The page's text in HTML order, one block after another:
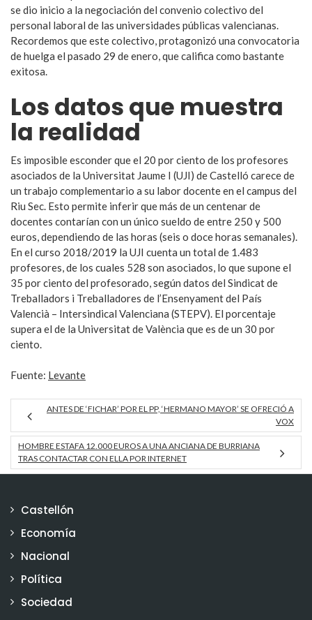
se dio inicio a la negociación del convenio colectivo del
personal laboral de las universidades públicas valencianas.
Recordemos que este colectivo, protagonizó una convocatoria
de huelga el pasado 29 de enero, que califica como bastante
exitosa.
Los datos que muestra
la realidad
Es imposible esconder que el 20 por ciento de los profesores
asociados de la Universitat Jaume I (UJI) de Castelló carece de
un trabajo complementario a su labor docente en el campus del
Riu Sec. Esto permite inferir que más de un centenar de
docentes contarían con un único sueldo de entre 250 y 500
euros, dependiendo de las horas (seis o doce horas semanales).
En el curso 2018/2019 la UJI cuenta un total de 1.483
profesores, de los cuales 528 son asociados, lo que supone el
35 por ciento del profesorado, según datos del Sindicat de
Treballadors i Treballadores de l’Ensenyament del País
Valencià – Intersindical Valenciana (STEPV). El porcentaje
supera el de la Universitat de València que es de un 30 por
ciento.
Fuente: Levante
ANTES DE ‘FICHAR’ POR EL PP, ‘HERMANO MAYOR’ SE OFRECIÓ A
VOX
HOMBRE ESTAFA 12.000 EUROS A UNA ANCIANA DE BURRIANA
TRAS CONTACTAR CON ELLA POR INTERNET
Castellón
Economía
Nacional
Política
Sociedad